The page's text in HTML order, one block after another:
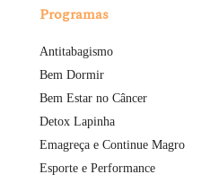
Programas
Antitabagismo
Bem Dormir
Bem Estar no Câncer
Detox Lapinha
Emagreça e Continue Magro
Esporte e Performance